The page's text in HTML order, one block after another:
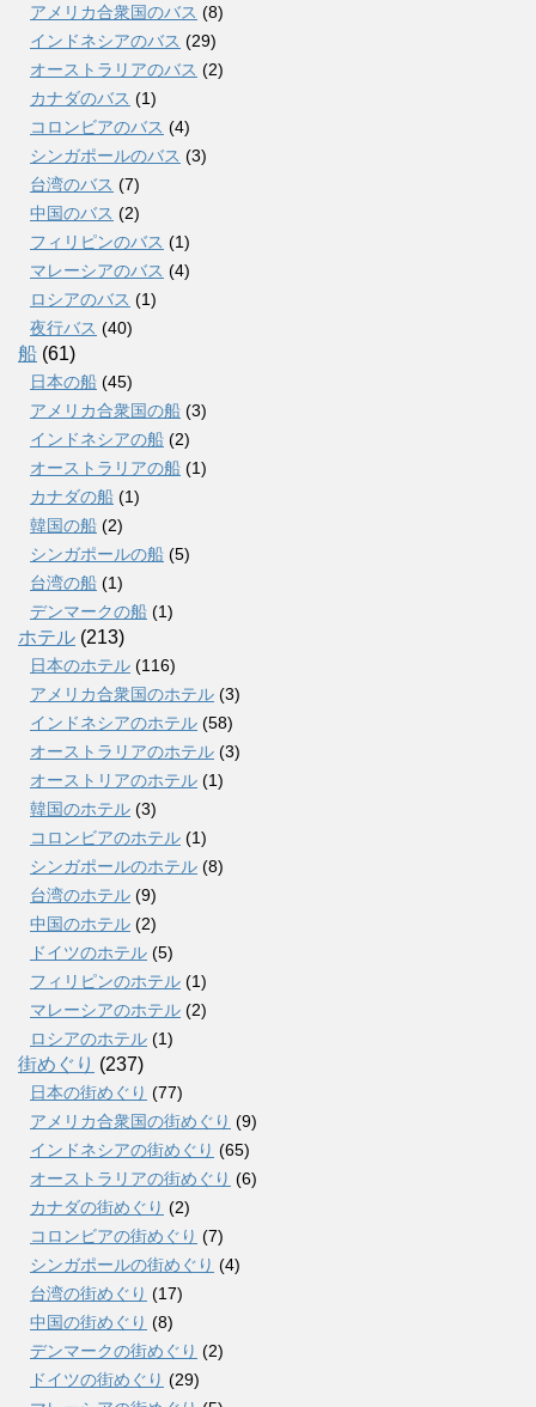
アメリカ合衆国のバス (8)
インドネシアのバス (29)
オーストラリアのバス (2)
カナダのバス (1)
コロンビアのバス (4)
シンガポールのバス (3)
台湾のバス (7)
中国のバス (2)
フィリピンのバス (1)
マレーシアのバス (4)
ロシアのバス (1)
夜行バス (40)
船 (61)
日本の船 (45)
アメリカ合衆国の船 (3)
インドネシアの船 (2)
オーストラリアの船 (1)
カナダの船 (1)
韓国の船 (2)
シンガポールの船 (5)
台湾の船 (1)
デンマークの船 (1)
ホテル (213)
日本のホテル (116)
アメリカ合衆国のホテル (3)
インドネシアのホテル (58)
オーストラリアのホテル (3)
オーストリアのホテル (1)
韓国のホテル (3)
コロンビアのホテル (1)
シンガポールのホテル (8)
台湾のホテル (9)
中国のホテル (2)
ドイツのホテル (5)
フィリピンのホテル (1)
マレーシアのホテル (2)
ロシアのホテル (1)
街めぐり (237)
日本の街めぐり (77)
アメリカ合衆国の街めぐり (9)
インドネシアの街めぐり (65)
オーストラリアの街めぐり (6)
カナダの街めぐり (2)
コロンビアの街めぐり (7)
シンガポールの街めぐり (4)
台湾の街めぐり (17)
中国の街めぐり (8)
デンマークの街めぐり (2)
ドイツの街めぐり (29)